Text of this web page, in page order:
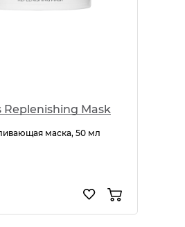
Replenishing Mask
маска, 50 мл